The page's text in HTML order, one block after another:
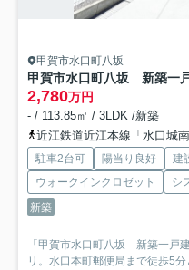
甲賀市水口町八坂
甲賀市水口町八坂 新築一
2,780万円
- / 113.85㎡ / 3LDK /新築
近江鉄道近江本線「水口城
駐車2台可 陽当り良好 建
ウォークインクロゼット
シ
新築
「甲賀市水口町八坂 新築一戸
リ。水口本町郵便局まで徒歩5